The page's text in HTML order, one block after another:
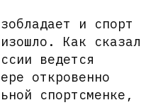
и спорт
Как сказал
ведется
откровенно
спортсменке,